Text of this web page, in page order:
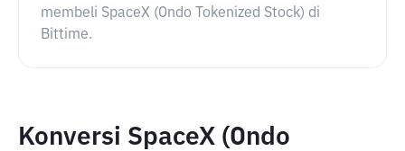
membeli SpaceX (Ondo Tokenized Stock) di
Bittime.
Konversi SpaceX (Ondo